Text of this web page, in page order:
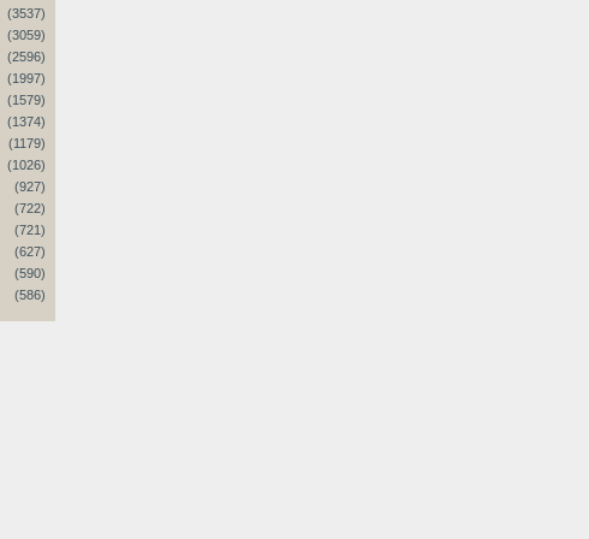
(3537)
(3059)
(2596)
(1997)
(1579)
(1374)
(1179)
(1026)
(927)
(722)
(721)
(627)
(590)
(586)